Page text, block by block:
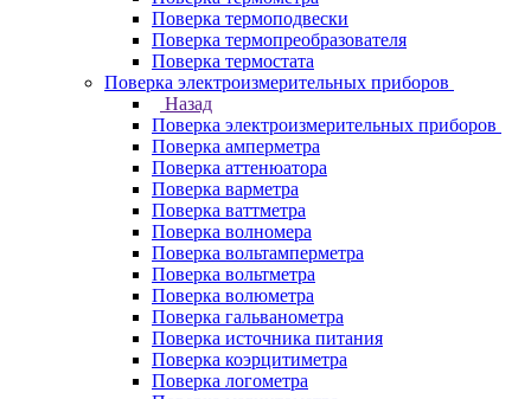
Поверка термоподвески
Поверка термопреобразователя
Поверка термостата
Поверка электроизмерительных приборов
Назад
Поверка электроизмерительных приборов
Поверка амперметра
Поверка аттенюатора
Поверка варметра
Поверка ваттметра
Поверка волномера
Поверка вольтамперметра
Поверка вольтметра
Поверка волюметра
Поверка гальванометра
Поверка источника питания
Поверка коэрцитиметра
Поверка логометра